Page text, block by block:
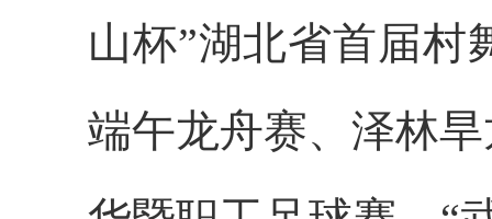
山杯”湖北省首届村
端午龙舟赛、泽林